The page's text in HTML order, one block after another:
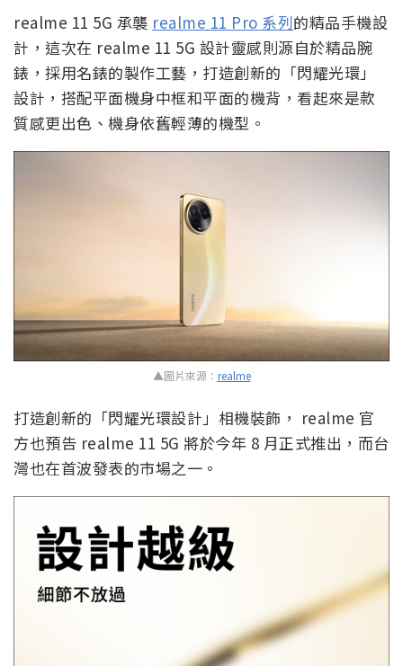
realme 11 5G 承襲 realme 11 Pro 系列的精品手機設
計，這次在 realme 11 5G 設計靈感則源自於精品腕
錶，採用名錶的製作工藝，打造創新的「閃耀光環」
設計，搭配平面機身中框和平面的機背，看起來是款
質感更出色、機身依舊輕薄的機型。
▲圖片來源： realme
打造創新的「閃耀光環設計」相機裝飾， realme 官
方也預告 realme 11 5G 將於今年 8 月正式推出，而台
灣也在首波發表的市場之一。